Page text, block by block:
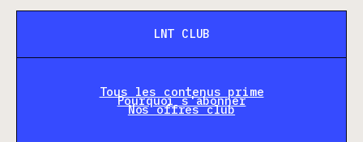
LNT CLUB
Tous les contenus prime
Pourquoi s'abonner
Nos offres club